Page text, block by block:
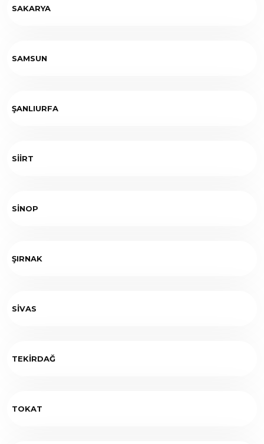
SAKARYA
SAMSUN
ŞANLIURFA
SİİRT
SİNOP
ŞIRNAK
SİVAS
TEKİRDAĞ
TOKAT